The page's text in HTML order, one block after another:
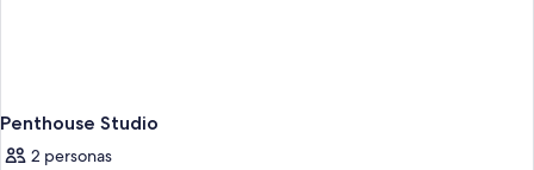
Penthouse Studio
2 personas